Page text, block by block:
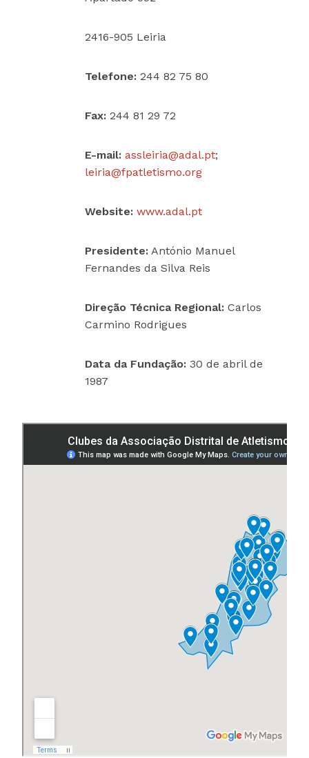
2416-905 Leiria
Telefone:244 82 75 80
Fax:244 81 29 72
E-mail: assleiria@adal.pt;
leiria@fpatletismo.org
Website: www.adal.pt
Presidente:António Manuel
Fernandes da Silva Reis
Direção Técnica Regional:Carlos
Carmino Rodrigues
Data da Fundação:30 de abril de
1987